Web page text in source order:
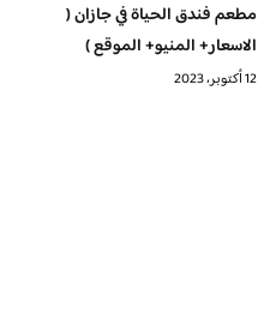
مطعم فندق الحياة في جازان (
الاسعار+ المنيو+ الموقع )
12 أكتوبر، 2023